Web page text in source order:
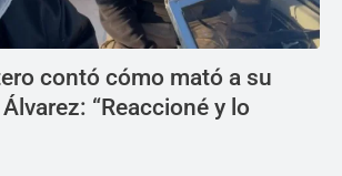
contó cómo mató a su
“Reaccioné y lo